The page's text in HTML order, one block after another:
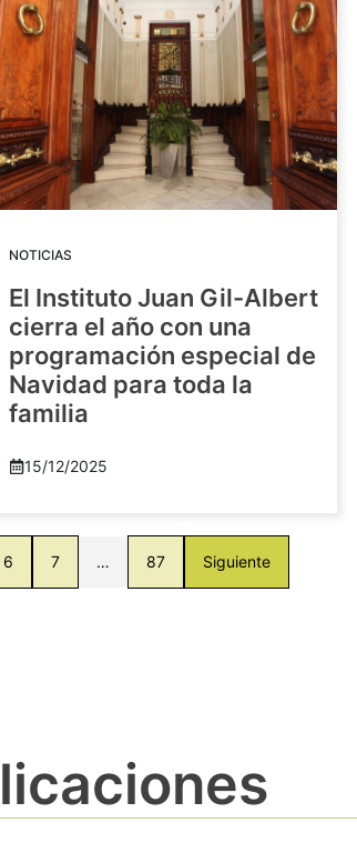
NOTICIAS
El Instituto Juan Gil-Albert
cierra el año con una
programación especial de
Navidad para toda la
familia
15/12/2025
6 7 … 87 Siguiente